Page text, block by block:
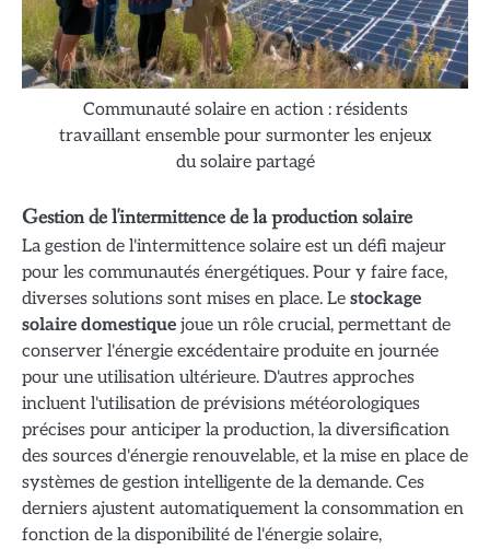
Communauté solaire en action : résidents
travaillant ensemble pour surmonter les enjeux
du solaire partagé
Gestion de l'intermittence de la production solaire
La gestion de l'intermittence solaire est un défi majeur
pour les communautés énergétiques. Pour y faire face,
diverses solutions sont mises en place. Le stockage
solaire domestique joue un rôle crucial, permettant de
conserver l'énergie excédentaire produite en journée
pour une utilisation ultérieure. D'autres approches
incluent l'utilisation de prévisions météorologiques
précises pour anticiper la production, la diversification
des sources d'énergie renouvelable, et la mise en place de
systèmes de gestion intelligente de la demande. Ces
derniers ajustent automatiquement la consommation en
fonction de la disponibilité de l'énergie solaire,